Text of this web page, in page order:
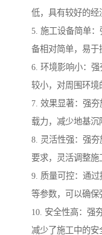
低，具有较好的经
5. 施工设备简单
备相对简单，易于
6. 环境影响小：
较小，对周围环境
7. 效果显著：强
载力，减少地基沉
8. 灵活性强：强
要求，灵活调整施
9. 质量可控：通
等参数，可以确保
10. 安全性高：强
减少了施工中的安